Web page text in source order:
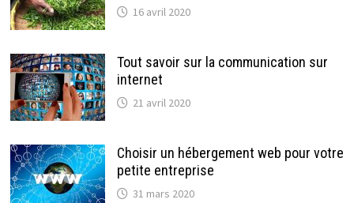
16 avril 2020
Tout savoir sur la communication sur
internet
21 avril 2020
Choisir un hébergement web pour votre
petite entreprise
31 mars 2020